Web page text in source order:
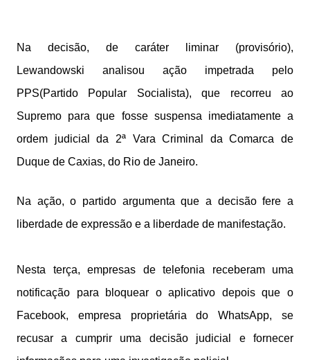
Na decisão, de caráter liminar (provisório),
Lewandowski analisou ação impetrada pelo
PPS(Partido Popular Socialista), que recorreu ao
Supremo para que fosse suspensa imediatamente a
ordem judicial da 2ª Vara Criminal da Comarca de
Duque de Caxias, do Rio de Janeiro.
Na ação, o partido argumenta que a decisão fere a
liberdade de expressão e a liberdade de manifestação.
Nesta terça, empresas de telefonia receberam uma
notificação para bloquear o aplicativo depois que o
Facebook, empresa proprietária do WhatsApp, se
recusar a cumprir uma decisão judicial e fornecer